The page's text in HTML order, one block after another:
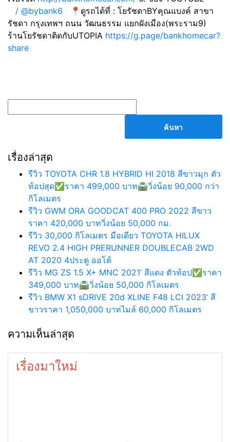
/ @bybank6
📍ดูรถได้ที่ : โยรัชดาBYคุณแบงค์ สาขา
รัชดา กรุงเทพฯ ถนน วัฒนธรรม แยกผังเมือง(พระราม9)
ร้านโยรัชดาติดกับUTOPIA https://g.page/bankhomecar?
share
สำหรับ:
เรื่องล่าสุด
รีวิว TOYOTA CHR 1.8 HYBRID HI 2018 สีขาวมุก ตัว
ท้อปสุด✅ราคา 499,000 บาท🛣️วิ่งน้อย 90,000 กว่า
กิโลเมตร
รีวิว GWM ORA GOODCAT 400 PRO 2022 สีขาว
ราคา 420,000 บาทวิ่งน้อย 50,000 กม.
รีวิว 30,000 กิโลเมตร มือเดียว TOYOTA HILUX
REVO 2.4 HIGH PRERUNNER DOUBLECAB 2WD
AT 2020 4ประตู ออโต้
รีวิว MG ZS 1.5 X+ MNC 2021’ สีแดง ตัวท้อป✅ราคา
349,000 บาท🛣️วิ่งน้อย 50,000 กิโลเมตร
รีวิว BMW X1 sDRIVE 20d XLINE F48 LCI 2023’ สี
ขาวราคา 1,050,000 บาทไมล์ 60,000 กิโลเมตร
ความเห็นล่าสุด
เรื่องมาใหม่